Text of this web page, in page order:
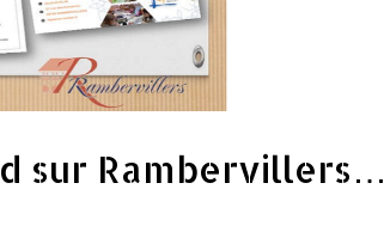
sur Rambervillers…